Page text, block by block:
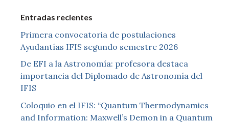
Entradas recientes
Primera convocatoria de postulaciones
Ayudantías IFIS segundo semestre 2026
De EFI a la Astronomía: profesora destaca
importancia del Diplomado de Astronomía del
IFIS
Coloquio en el IFIS: “Quantum Thermodynamics
and Information: Maxwell’s Demon in a Quantum